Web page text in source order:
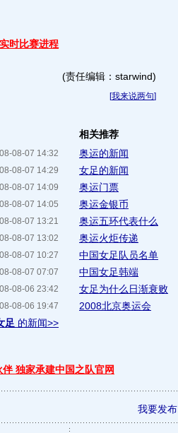
时比赛进程
(责任编辑：starwind)
[我来说两句]
08-08-07 14:32
08-08-07 14:29
08-08-07 14:09
08-08-07 14:05
08-08-07 13:21
08-08-07 13:02
08-08-07 10:27
08-08-07 07:07
08-08-06 23:42
08-08-06 19:47
足 的新闻>>
相关推荐
奥运的新闻
女足的新闻
奥运门票
奥运金银币
奥运五环代表什么
奥运火炬传递
中国女足队员名单
中国女足韩端
女足为什么日渐衰败
2008北京奥运会
独家承建中国之队官网
我要发布